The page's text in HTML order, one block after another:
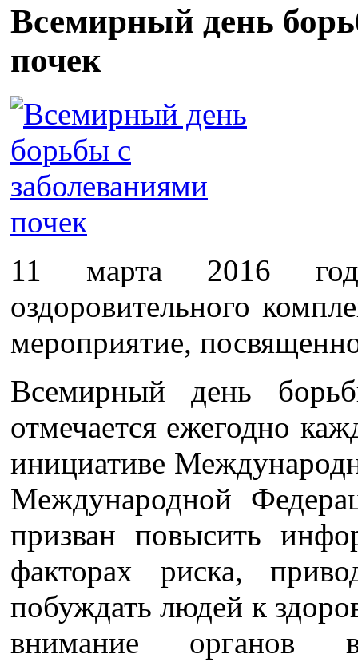
Всемирный день
почек
11 марта 2016
оздоровительного
мероприятие,
Всемирный день
отмечается ежегодно
инициативе
Международной
призван повысить
факторах риска,
побуждать людей к
внимание органов